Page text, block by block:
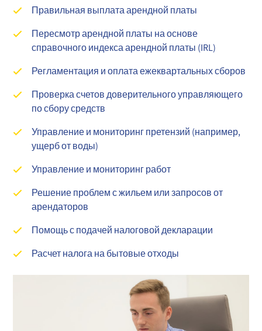
Правильная выплата арендной платы
Пересмотр арендной платы на основе
справочного индекса арендной платы (IRL)
Регламентация и оплата ежеквартальных сборов
Проверка счетов доверительного управляющего
по сбору средств
Управление и мониторинг претензий (например,
ущерб от воды)
Управление и мониторинг работ
Решение проблем с жильем или запросов от
арендаторов
Помощь с подачей налоговой декларации
Расчет налога на бытовые отходы